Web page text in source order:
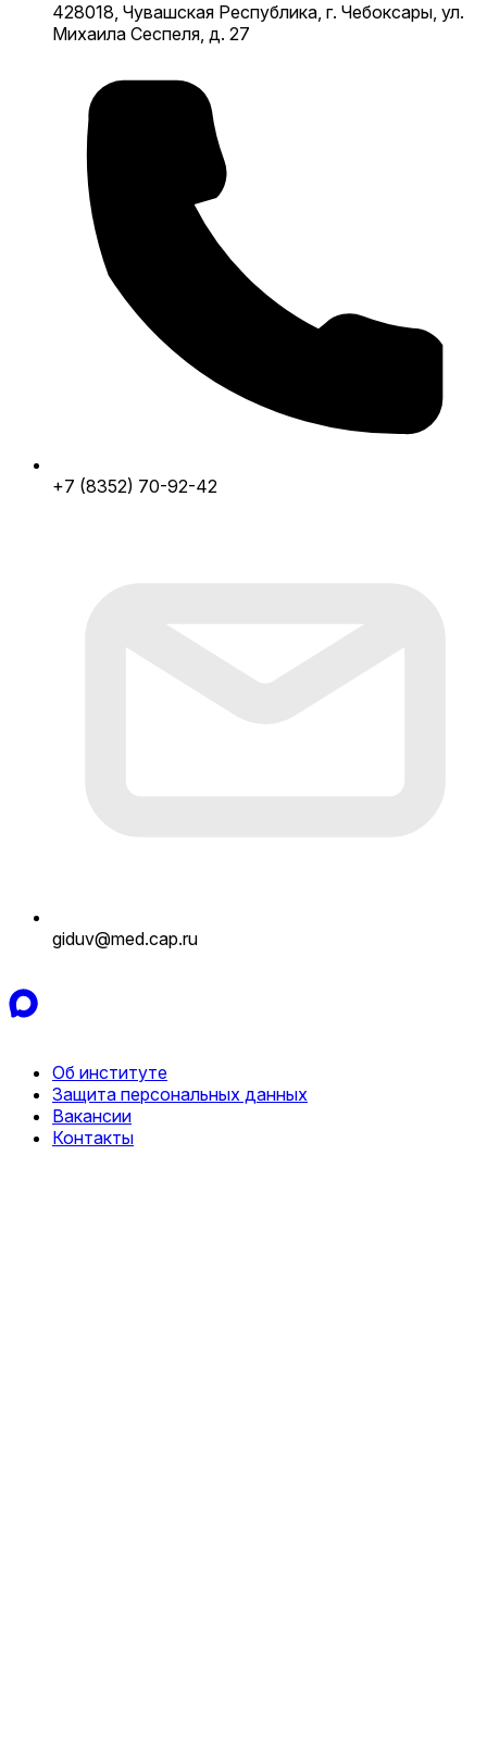
428018, Чувашская Республика, г. Чебоксары, ул.
Михаила Сеспеля, д. 27
+7 (8352) 70-92-42
giduv@med.cap.ru
Об институте
Защита персональных данных
Вакансии
Контакты